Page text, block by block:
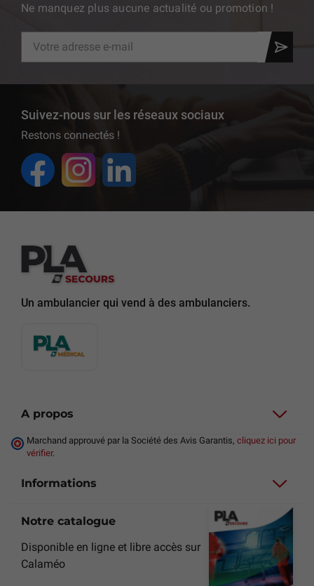
Ne manquez plus aucune actualité ou promotion !
Suivez-nous sur les réseaux sociaux
Restons connectés !
Un ambulancier qui vend à des ambulanciers.
A propos
Marchand approuvé par la Société des Avis Garantis, cliquez ici pour
vérifier.
Informations
Notre catalogue
Disponible en ligne et libre accès sur
Calaméo